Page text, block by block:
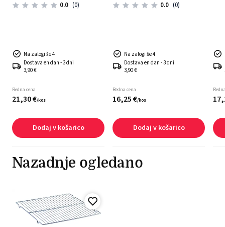
0.0 (0)
Na zalogi še 4
Dostava en dan - 3 dni
3,90 €
Redna cena
21,30€/kos
Dodaj v košarico
0.0 (0)
Na zalogi še 4
Dostava en dan - 3 dni
3,90 €
Redna cena
16,25€/kos
Dodaj v košarico
17,
Nazadnje ogledano